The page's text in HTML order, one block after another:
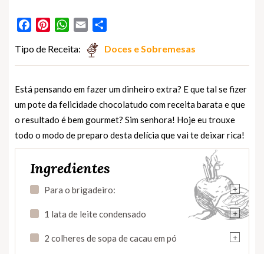
FacebookPinterestWhatsApp
Email
Tipo de Receita: Doces e Sobremesas
Está pensando em fazer um dinheiro extra? E que tal se fizer
um pote da felicidade chocolatudo com receita barata e que
o resultado é bem gourmet? Sim senhora! Hoje eu trouxe
todo o modo de preparo desta delícia que vai te deixar rica!
Ingredientes
+
Para o brigadeiro:
+
1 lata de leite condensado
+
2 colheres de sopa de cacau em pó